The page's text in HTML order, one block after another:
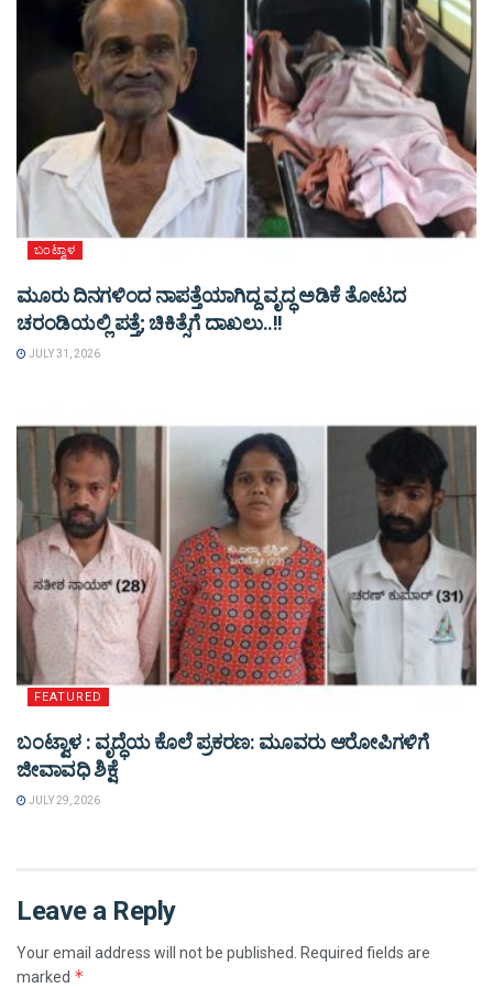
ಬಂಟ್ವಾಳ
ಮೂರು ದಿನಗಳಿಂದ ನಾಪತ್ತೆಯಾಗಿದ್ದ ವೃದ್ಧ ಅಡಿಕೆ ತೋಟದ
ಚರಂಡಿಯಲ್ಲಿ ಪತ್ತೆ; ಚಿಕಿತ್ಸೆಗೆ ದಾಖಲು..!!
JULY 31, 2026
FEATURED
ಬಂಟ್ವಾಳ : ವೃದ್ಧೆಯ ಕೊಲೆ ಪ್ರಕರಣ: ಮೂವರು ಆರೋಪಿಗಳಿಗೆ
ಜೀವಾವಧಿ ಶಿಕ್ಷೆ
JULY 29, 2026
Leave a Reply
Your email address will not be published.
Required fields are
marked *